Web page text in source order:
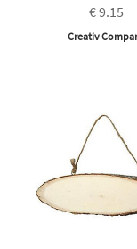
€ 9.15
Creativ